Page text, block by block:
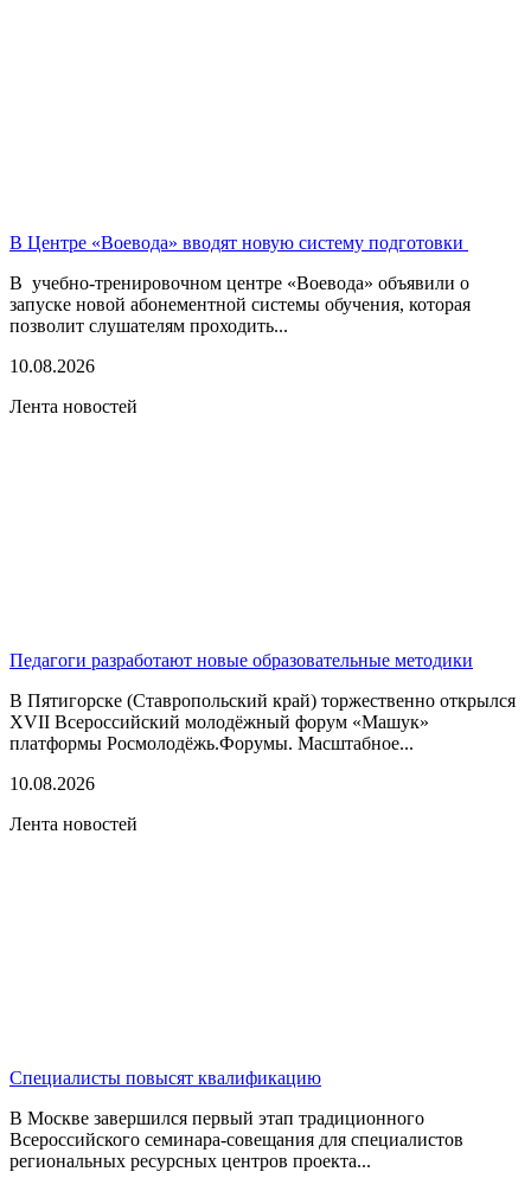
В Центре «Воевода» вводят новую систему подготовки
В учебно-тренировочном центре «Воевода» объявили о
запуске новой абонементной системы обучения, которая
позволит слушателям проходить...
10.08.2026
Лента новостей
Педагоги разработают новые образовательные методики
В Пятигорске (Ставропольский край) торжественно открылся
XVII Всероссийский молодёжный форум «Машук»
платформы Росмолодёжь.Форумы. Масштабное...
10.08.2026
Лента новостей
Специалисты повысят квалификацию
В Москве завершился первый этап традиционного
Всероссийского семинара-совещания для специалистов
региональных ресурсных центров проекта...